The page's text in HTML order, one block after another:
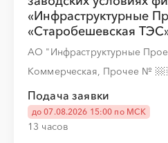
«Инфраструктурные
«Старобешевская
АО "Инфраструктурные
Коммерческая, Прочее №
Подача заявки
до 07.08.2026 15:00 по МСК
13 часов